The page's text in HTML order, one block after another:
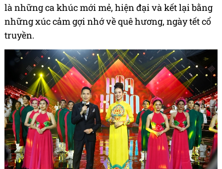
là những ca khúc mới mẻ, hiện đại và kết lại bằng
những xúc cảm gợi nhớ về quê hương, ngày tết cổ
truyền.